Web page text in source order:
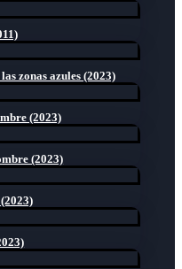
zonas azules (2023)
(2023)
(2023)